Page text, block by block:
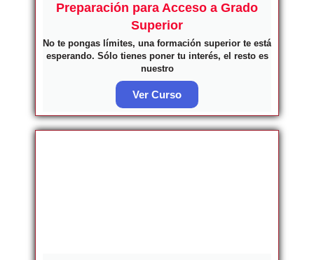
Preparación para Acceso a Grado
Superior
No te pongas límites, una formación superior te está
esperando. Sólo tienes poner tu interés, el resto es
nuestro
Ver Curso